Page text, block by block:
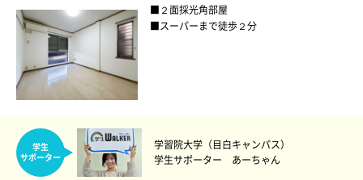
■２面採光角部屋
■スーパーまで徒歩２分
学生
サポーター
学習院大学（目白キャンパス）
学生サポーター あーちゃん